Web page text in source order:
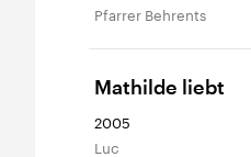
Pfarrer Behrents
Mathilde liebt
2005
Luc